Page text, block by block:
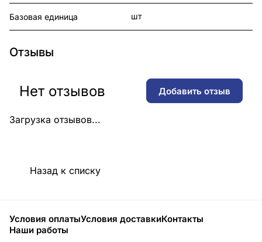
Базовая единица шт
Отзывы
Загрузка отзывов...
Нет отзывов Добавить отзыв
Назад к списку
Условия оплатыУсловия доставкиКонтакты
Наши работы